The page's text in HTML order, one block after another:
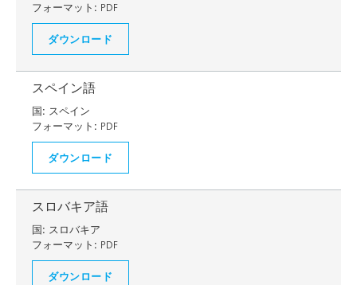
フォーマット: PDF
ダウンロード
スペイン語
国: スペイン
フォーマット: PDF
ダウンロード
スロバキア語
国: スロバキア
フォーマット: PDF
ダウンロード